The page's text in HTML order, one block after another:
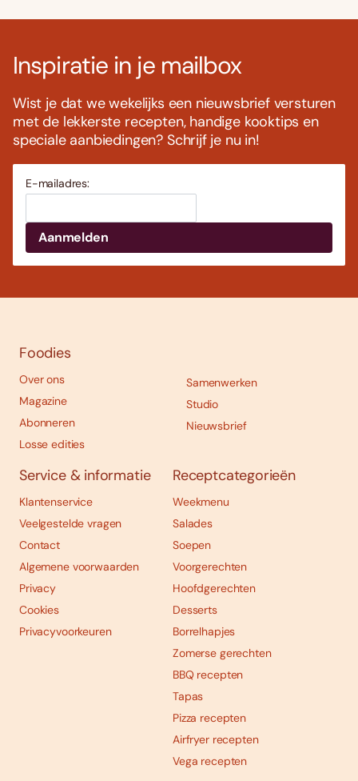
Inspiratie in je mailbox
Wist je dat we wekelijks een nieuwsbrief versturen
met de lekkerste recepten, handige kooktips en
speciale aanbiedingen? Schrijf je nu in!
E-mailadres:
Foodies
Over ons
Magazine
Abonneren
Losse edities
Samenwerken
Studio
Nieuwsbrief
Service & informatie
Klantenservice
Veelgestelde vragen
Contact
Algemene voorwaarden
Privacy
Cookies
Privacyvoorkeuren
Receptcategorieën
Weekmenu
Salades
Soepen
Voorgerechten
Hoofdgerechten
Desserts
Borrelhapjes
Zomerse gerechten
BBQ recepten
Tapas
Pizza recepten
Airfryer recepten
Vega recepten